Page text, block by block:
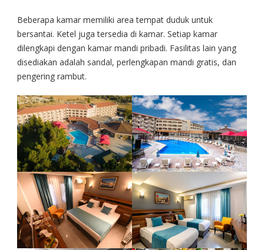
Beberapa kamar memiliki area tempat duduk untuk
bersantai. Ketel juga tersedia di kamar. Setiap kamar
dilengkapi dengan kamar mandi pribadi. Fasilitas lain yang
disediakan adalah sandal, perlengkapan mandi gratis, dan
pengering rambut.